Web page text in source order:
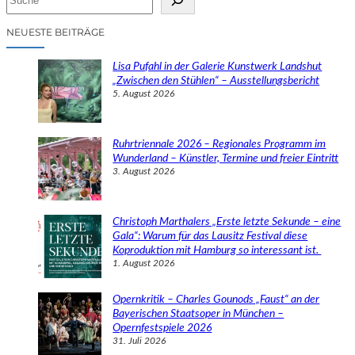
cNEUESTE BEITRÄGE
Lisa Pufahl in der Galerie Kunstwerk Landshut
„Zwischen den Stühlen“ – Ausstellungsbericht
5. August 2026
Ruhrtriennale 2026 – Regionales Programm im
Wunderland – Künstler, Termine und freier Eintritt
3. August 2026
Christoph Marthalers „Erste letzte Sekunde – eine
Gala“: Warum für das Lausitz Festival diese
Koproduktion mit Hamburg so interessant ist.
1. August 2026
Opernkritik – Charles Gounods „Faust“ an der
Bayerischen Staatsoper in München –
Opernfestspiele 2026
31. Juli 2026